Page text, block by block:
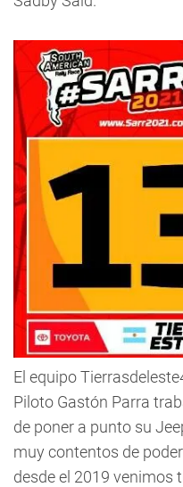
El equipo
Piloto Gastón Parra
de poner a punto su
muy contentos de
desde el 2019 venimos